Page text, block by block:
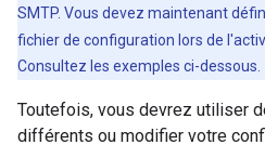
SMTP. Vous devez maintenant
fichier de configuration lors de
Consultez les exemples ci-dessous.
Toutefois, vous devrez utiliser
différents ou modifier votre